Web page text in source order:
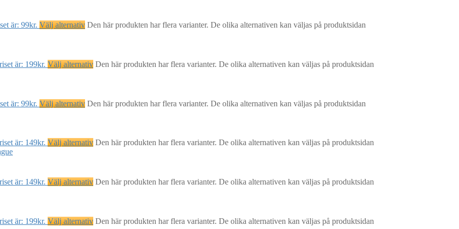
är: 99kr. Välj alternativ Den här produkten har flera varianter. De olika alternativen kan väljas på produktsidan
är: 199kr. Välj alternativ Den här produkten har flera varianter. De olika alternativen kan väljas på produktsidan
är: 99kr. Välj alternativ Den här produkten har flera varianter. De olika alternativen kan väljas på produktsidan
är: 149kr. Välj alternativ Den här produkten har flera varianter. De olika alternativen kan väljas på produktsidan
är: 149kr. Välj alternativ Den här produkten har flera varianter. De olika alternativen kan väljas på produktsidan
är: 199kr. Välj alternativ Den här produkten har flera varianter. De olika alternativen kan väljas på produktsidan